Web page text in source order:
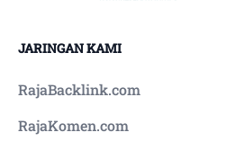
JARINGAN KAMI
RajaBacklink.com
RajaKomen.com